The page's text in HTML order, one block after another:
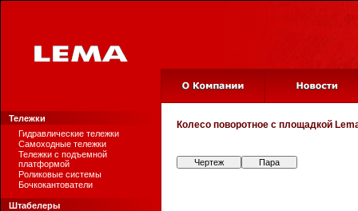
Тележки
Гидравлические тележки
Самоходные тележки
Тележки с подъемной
платформой
Роликовые системы
Бочкокантователи
Штабелеры
Колесо поворотное с площадкой
Чертеж Пара